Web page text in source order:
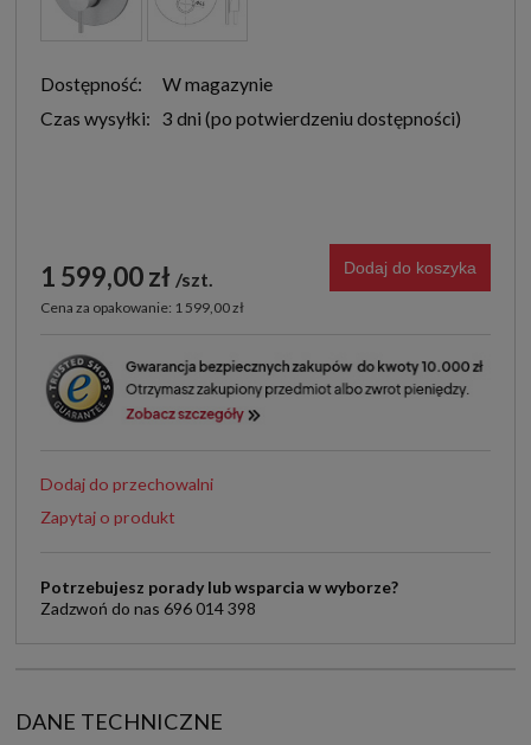
Dostępność:
W magazynie
Czas wysyłki: 3 dni
1 599,00 zł szt.
Cena za opakowanie: 1 599,00 zł
Dodaj do koszyka
Dodaj do przechowalni
Zapytaj o produkt
Potrzebujesz porady lub wsparcia w wyborze?
Zadzwoń do nas 696 014 398
DANE TECHNICZNE